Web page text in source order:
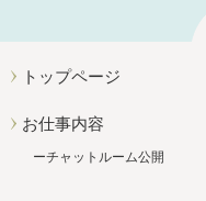
トップページ
お仕事内容
チャットルーム公開